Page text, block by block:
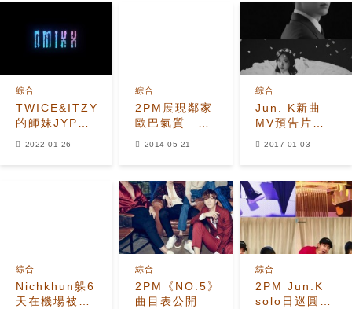
TWICE&ITZY
的師妹JYP新
綜合
2022-01-26
2PM展現鄰家
歐巴氣質
綜合
2014-05-21
Jun. K新曲
MV預告片出
綜合
2017-01-03
Nichkhun躲6
天在機場被活
綜合
2PM《NO.5》
曲目表公開
綜合
2PM Jun.K
solo日巡圓滿
綜合